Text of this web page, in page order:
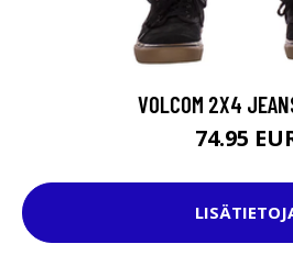
VOLCOM 2X4
74.95